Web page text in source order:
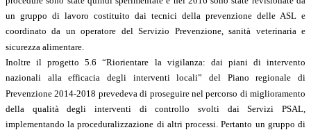
un gruppo di lavoro costituito dai tecnici della prevenzione delle ASL e
coordinato da un operatore del Servizio Prevenzione, sanità veterinaria e
sicurezza alimentare.
Inoltre il progetto 5.6 “Riorientare la vigilanza: dai piani di intervento
nazionali alla efficacia degli interventi locali” del Piano regionale di
Prevenzione 2014-2018 prevedeva di proseguire nel percorso di miglioramento
della qualità degli interventi di controllo svolti dai Servizi PSAL,
implementando la proceduralizzazione di altri processi. Pertanto un gruppo di